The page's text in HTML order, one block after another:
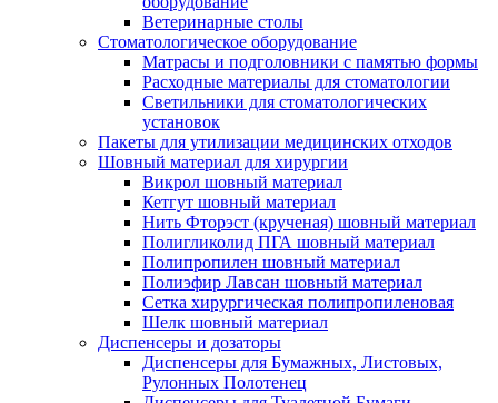
Ветеринарные столы
Стоматологическое оборудование
Матрасы и подголовники с памятью формы
Расходные материалы для стоматологии
Светильники для стоматологических
установок
Пакеты для утилизации медицинских отходов
Шовный материал для хирургии
Викрол шовный материал
Кетгут шовный материал
Нить Фторэст (крученая) шовный материал
Полигликолид ПГА шовный материал
Полипропилен шовный материал
Полиэфир Лавсан шовный материал
Сетка хирургическая полипропиленовая
Шелк шовный материал
Диспенсеры и дозаторы
Диспенсеры для Бумажных, Листовых,
Рулонных Полотенец